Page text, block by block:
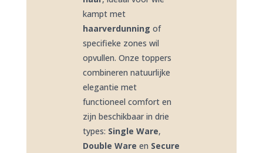
kampt met
haarverdunning of
specifieke zones wil
opvullen. Onze toppers
combineren natuurlijke
elegantie met
functioneel comfort en
zijn beschikbaar in drie
types: Single Ware,
Double Ware en Secure